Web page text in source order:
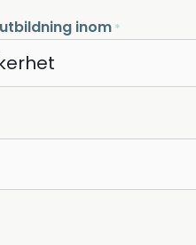
inom *